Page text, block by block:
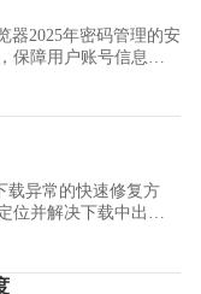
器2025年密码管理的安
保障用户账号信息安
载异常的快速修复方
位并解决下载中出现